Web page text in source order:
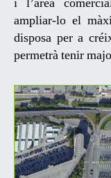
ampliar-lo el
disposa per a
permetrà tenir